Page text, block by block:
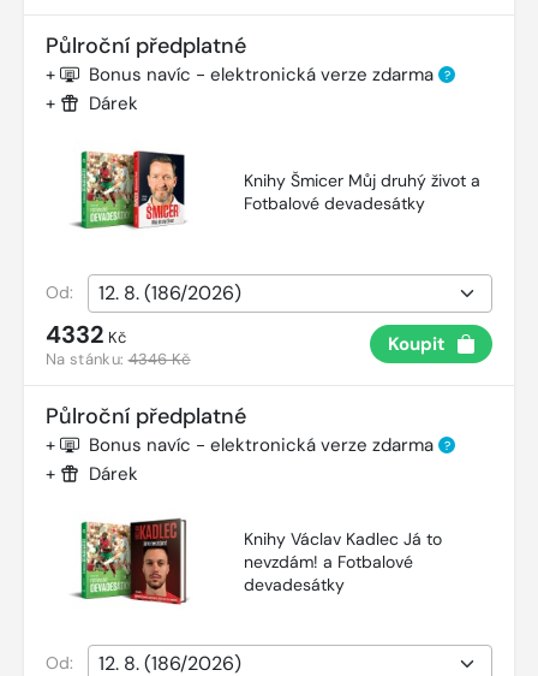
Půlroční předplatné
+ Bonus navíc - elektronická verze zdarma ?
+ Dárek
Knihy Šmicer Můj druhý život a
Fotbalové devadesátky
Od:
4332 Kč
Na stánku:4346 Kč
Koupit
Půlroční předplatné
+ Bonus navíc - elektronická verze zdarma ?
+ Dárek
Knihy Václav Kadlec Já to
nevzdám! a Fotbalové
devadesátky
Od: